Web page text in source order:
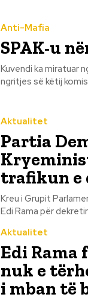
Anti-Mafia
SPAK-u
Kuvendi ka miratuar
ngritjes së këtij
Aktualitet
Partia
trafikun e
Kreu i Grupit
Aktualitet
Edi
nuk e
i mban të